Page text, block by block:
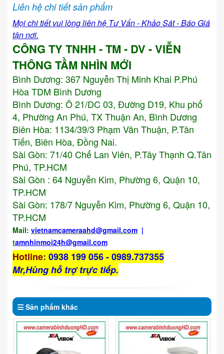
Liên hệ chi tiết sản phẩm
Mọi chi tiết vui lòng liên hệ Tư Vấn - Khảo Sát - Báo Giá
tận nơi.
CÔNG TY TNHH - TM - DV - VIỄN
THÔNG TẦM NHÌN MỚI
Bình Dương: 367 Nguyễn Thị Minh Khai P.Phú
Hòa TDM Bình Dương
Bình Dương: Ô 21/DC 03, Đường D19, Khu phố
4, Phường An Phú, TX Thuận An, Bình Dương
Biên Hòa: 1134/39/3 Phạm Văn Thuận, P.Tân
Tiến, Biên Hòa, Đồng Nai.
Sài Gòn: 71/40 Chế Lan Viên, P.Tây Thạnh Q.Tân
Phú, TP.HCM
Sài Gòn : 64 Nguyễn Kim, Phường 6, Quận 10,
TP.HCM
Sài Gòn: 178/7 Nguyễn Kim, Phường 6, Quận 10,
TP.HCM
Mail: vietnamcameraahd@gmail.com |
tamnhinmoi24h@gmail.com
Hotline: 0938 199 056 - 0989.737355
Mr,Hùng hỗ trợ trực tiếp.
Sản phẩm khác